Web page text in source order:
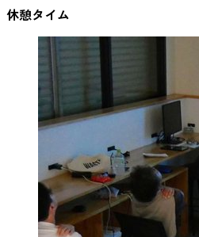
休憩タイム